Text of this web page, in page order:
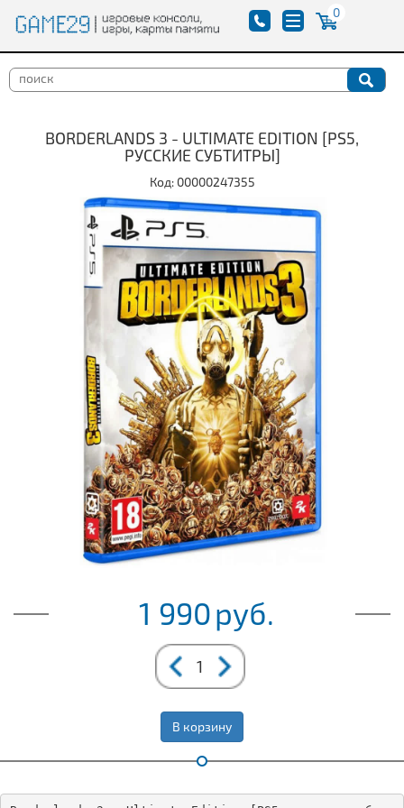
0
BORDERLANDS 3 - ULTIMATE EDITION [PS5,
РУССКИЕ СУБТИТРЫ]
Код: 00000247355
1 990руб.
В корзину